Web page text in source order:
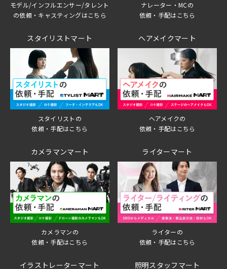
モデル/インフルエンサー/タレント
の依頼・キャスティングはこちら
ナレーター・MCの
依頼・手配はこちら
スタイリストマート
スタイリストの
依頼・手配はこちら
ヘアメイクマート
ヘアメイクの
依頼・手配はこちら
カメラマンマート
カメラマンの
依頼・手配はこちら
ライターマート
ライターの
依頼・手配はこちら
イラストレーターマート 照明スタッフマート